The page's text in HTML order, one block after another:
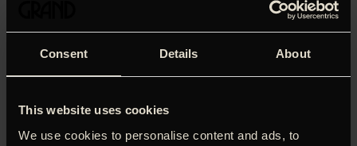
Consent Details About
This website uses cookies
We use cookies to personalise content and ads, to